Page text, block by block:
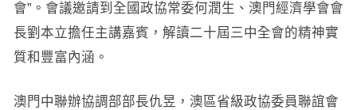
會”。會議邀請到全國政協常委何潤生、澳門經濟學會會
長劉本立擔任主講嘉賓，解讀二十屆三中全會的精神實
質和豐富內涵。
澳門中聯辦協調部部長仇昱，澳區省級政協委員聯誼會